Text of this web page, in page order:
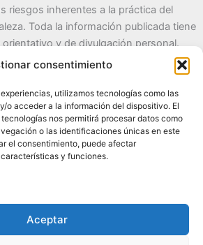
consentimiento
utilizamos tecnologías como las
o acceder a la información del dispositivo. El
nos permitirá procesar datos como
o las identificaciones únicas en este
el consentimiento, puede afectar
y funciones.
Aceptar
riesgos inherentes a la práctica del
Toda la información publicada tiene
y de divulgación personal.
y pueblos con alma.
|
+34 722 32 62
Instagram